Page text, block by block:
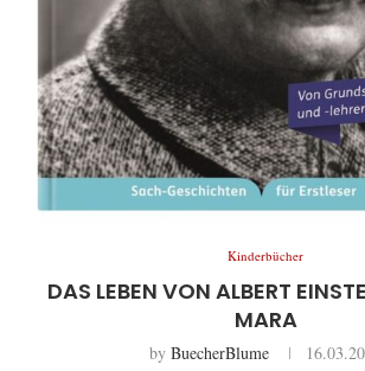
Kinderbücher
DAS LEBEN VON ALBERT
MARA
by BuecherBlume